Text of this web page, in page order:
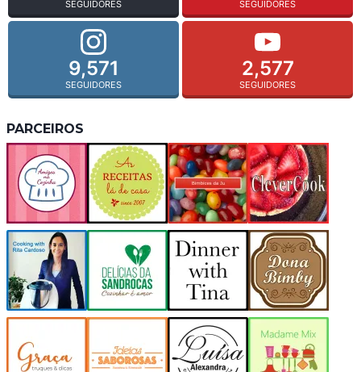
SEGUIDORES SEGUIDORES
9,571
SEGUIDORES
2,577
SEGUIDORES
PARCEIROS